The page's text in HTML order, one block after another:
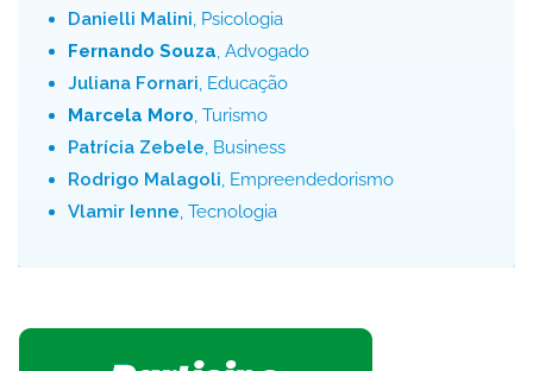
Danielli Malini, Psicologia
Fernando Souza, Advogado
Juliana Fornari, Educação
Marcela Moro, Turismo
Patrícia Zebele, Business
Rodrigo Malagoli, Empreendedorismo
Vlamir Ienne, Tecnologia